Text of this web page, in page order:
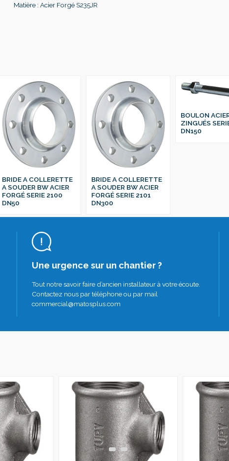
Matière : Acier Forgé S235JR
BRIDE A COLLERETTE
A SOUDER BW ACIER
FORGÉ SERIE 2100
DN50
BRIDE A COLLERETTE
A SOUDER BW ACIER
FORGÉ SERIE 2101
DN300
BOULON
ZINGUÉS
DN150
Une urgence sur un chantier ?
Tout notre savoir faire d’ancien installateur à votre écoute.
Contactez nous par téléphone ou par mail
commercial@matosplus.com